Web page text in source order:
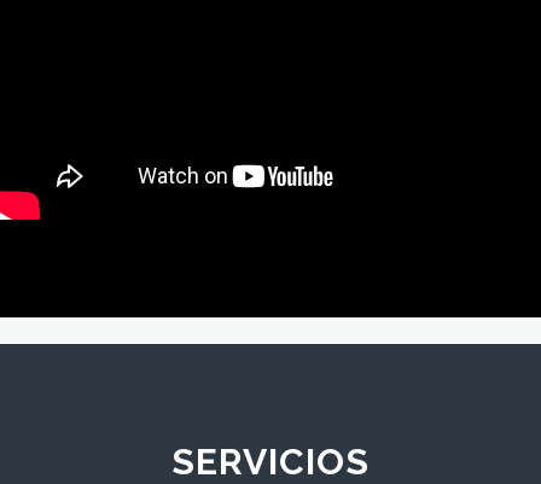
SERVICIOS